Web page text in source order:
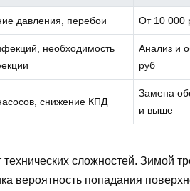
давления, перебои От 10 000
необходимость
Анализ и
руб
снижение КПД
Замена
и выше
сложностей. Зимой
вероятность попадания